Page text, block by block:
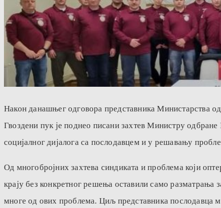
Након данашњег одговора представника Министарства
Гвоздени пук је поднео писани захтев Министру
социјалног дијалога са послодавцем и у решавању
Од многобројних захтева синдиката и проблема који
крају без конкретног решења оставили само разматрања
многе од ових проблема. Циљ представника послодавца